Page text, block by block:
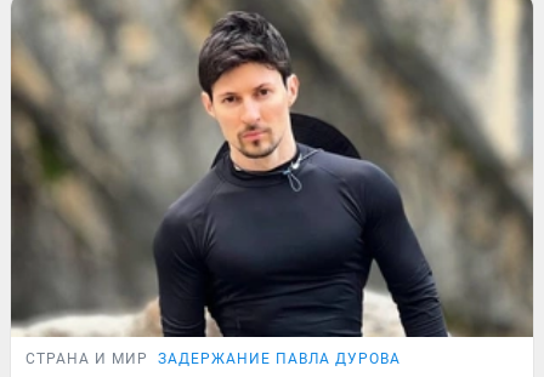
СТРАНА И МИР ЗАДЕРЖАНИЕ ПАВЛА ДУРОВА